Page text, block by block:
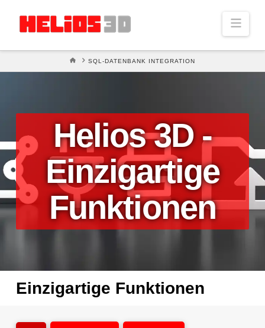
STARTSEITE
SQL-DATENBANK INTEGRATION
Helios 3D -
Einzigartige
Funktionen
Einzigartige Funktionen